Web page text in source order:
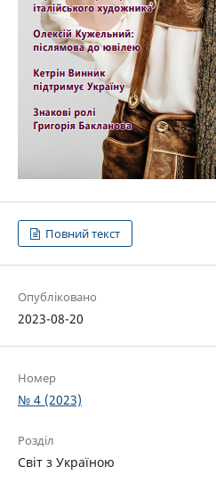
Повний текст
Опубліковано
2023-08-20
Номер
№ 4 (2023)
Розділ
Світ з Україною